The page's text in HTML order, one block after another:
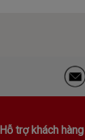
Hỗ trợ khách hàng